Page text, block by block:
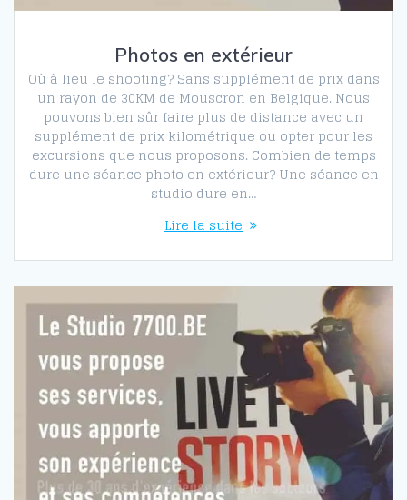
Photos en extérieur
Où à lieu le shooting? Sans supplément de prix dans
un rayon de 30KM de Mouscron en Belgique. Nous
pouvons bien sûr faire plus de distance avec un
supplément de prix kilométrique ou opter pour les
excursions que nous proposons. Combien de temps
dure une séance photo en extérieur? Une séance en
studio dure en…
Lire la suite